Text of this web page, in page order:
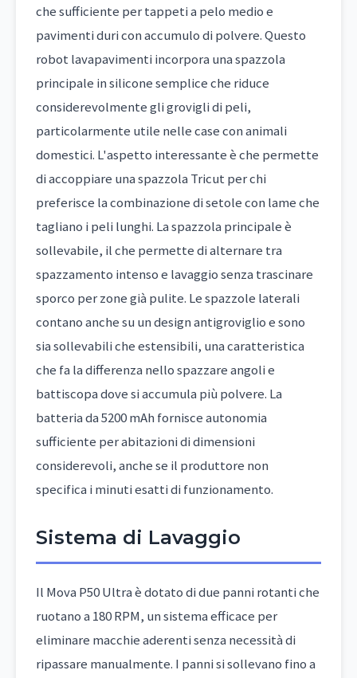
che sufficiente per tappeti a pelo medio e
pavimenti duri con accumulo di polvere. Questo
robot lavapavimenti incorpora una spazzola
principale in silicone semplice che riduce
considerevolmente gli grovigli di peli,
particolarmente utile nelle case con animali
domestici. L'aspetto interessante è che permette
di accoppiare una spazzola Tricut per chi
preferisce la combinazione di setole con lame che
tagliano i peli lunghi. La spazzola principale è
sollevabile, il che permette di alternare tra
spazzamento intenso e lavaggio senza trascinare
sporco per zone già pulite. Le spazzole laterali
contano anche su un design antigroviglio e sono
sia sollevabili che estensibili, una caratteristica
che fa la differenza nello spazzare angoli e
battiscopa dove si accumula più polvere. La
batteria da 5200 mAh fornisce autonomia
sufficiente per abitazioni di dimensioni
considerevoli, anche se il produttore non
specifica i minuti esatti di funzionamento.
Sistema di Lavaggio
Il Mova P50 Ultra è dotato di due panni rotanti che
ruotano a 180 RPM, un sistema efficace per
eliminare macchie aderenti senza necessità di
ripassare manualmente. I panni si sollevano fino a